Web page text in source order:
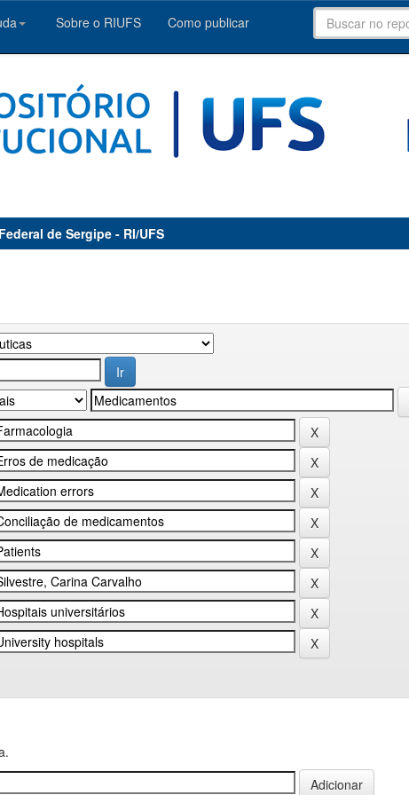
Sobre o RIUFS Como publicar
de Sergipe - RI/UFS